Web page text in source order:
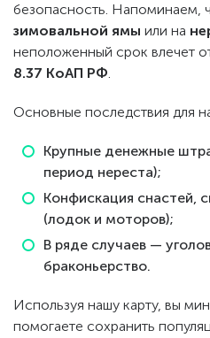
безопасность. Напоминаем,
зимовальной ямы или на
неположенный срок влечет
8.37 КоАП РФ.
Основные последствия для
Крупные денежные
период нереста);
Конфискация снастей,
(лодок и моторов);
В ряде случаев —
браконьерство.
Используя нашу карту, вы
помогаете сохранить